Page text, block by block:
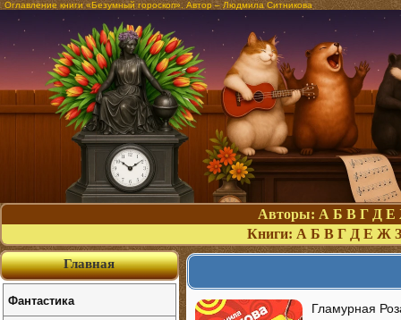
Оглавление книги «Безумный гороскоп». Автор – Людмила Ситникова
Авторы: А Б В Г Д Е
Книги: А Б В Г Д Е Ж З
Гламурная
Главная
Фантастика